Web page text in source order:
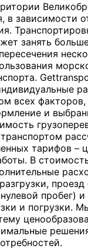
в зависимости
занять
всех
и
тарифов –
В
проезд
пробег)
и погрузки.